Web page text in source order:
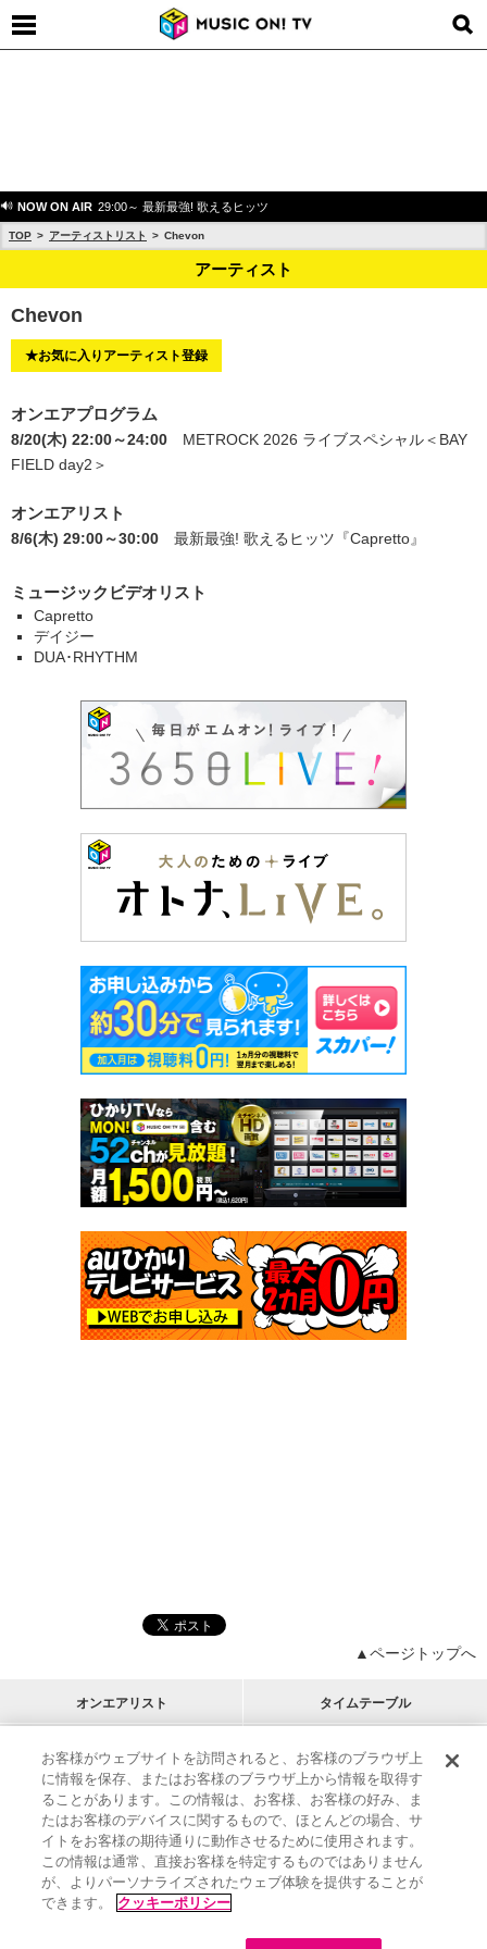
NOW ON AIR 29:00～ 最新最強! 歌えるヒッツ
TOP アーティストリスト Chevon
アーティスト
Chevon
★お気に入りアーティスト登録
オンエアプログラム
8/20(木) 22:00～24:00
METROCK 2026 ライブスペシャル＜BAY
FIELD day2＞
オンエアリスト
8/6(木) 29:00～30:00 最新最強! 歌えるヒッツ 『Capretto』
ミュージックビデオリスト
Capretto
デイジー
DUA･RHYTHM
▲ページトップへ
オンエアリスト タイムテーブル
プログラムリスト チャート
アーティストリスト
M-ON!
RECOMMEND
リクエスト
インフォメーション | プレゼント&ご招待
MUSIC ON! TV（エムオン!）とは？ | サポート
サイト案内
| エムオン!友の会 | クッキーの詳細
お客様がウェブサイトを訪問されると、お客様のブラウザ上
に情報を保存、またはお客様のブラウザ上から情報を取得す
ることがあります。この情報は、お客様、お客様の好み、ま
たはお客様のデバイスに関するもので、ほとんどの場合、サ
イトをお客様の期待通りに動作させるために使用されます。
この情報は通常、直接お客様を特定するものではありません
が、よりパーソナライズされたウェブ体験を提供することが
できます。
クッキーポリシー